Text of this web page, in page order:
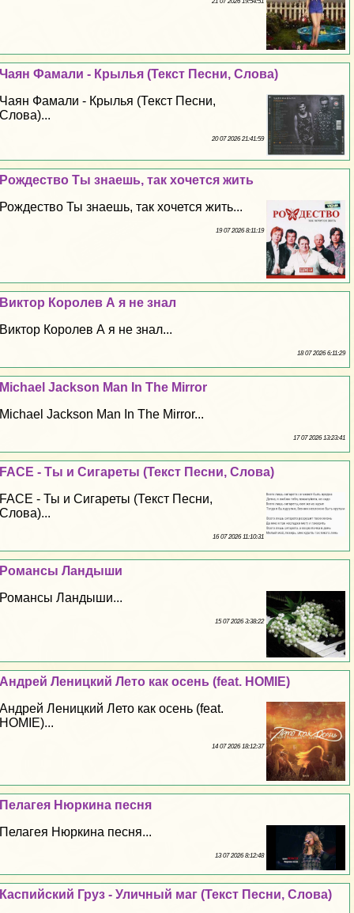
21 07 2026 19:54:51
Чаян Фамали - Крылья (Текст Песни, Слова)
Чаян Фамали - Крылья (Текст Песни,
Слова)...
20 07 2026 21:41:59
Рождество Ты знаешь, так хочется жить
Рождество Ты знаешь, так хочется жить...
19 07 2026 8:11:19
Виктор Королев А я не знал
Виктор Королев А я не знал...
18 07 2026 6:11:29
Michael Jackson Man In The Mirror
Michael Jackson Man In The Mirror...
17 07 2026 13:23:41
FACE - Ты и Сигареты (Текст Песни, Слова)
FACE - Ты и Сигареты (Текст Песни,
Слова)...
16 07 2026 11:10:31
Романсы Ландыши
Романсы Ландыши...
15 07 2026 3:38:22
Андрей Леницкий Лето как осень (feat. HOMIE)
Андрей Леницкий Лето как осень (feat.
HOMIE)...
14 07 2026 18:12:37
Пелагея Нюркина песня
Пелагея Нюркина песня...
13 07 2026 8:12:48
Каспийский Груз - Уличный маг (Текст Песни, Слова)